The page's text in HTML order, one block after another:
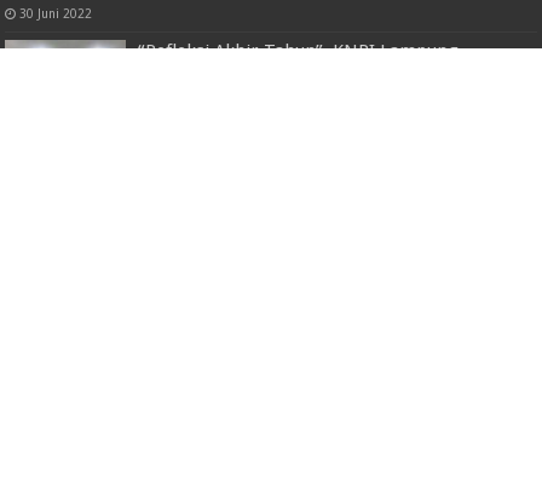
30 Juni 2022
“Refleksi Akhir Tahun”, KNPI Lampung